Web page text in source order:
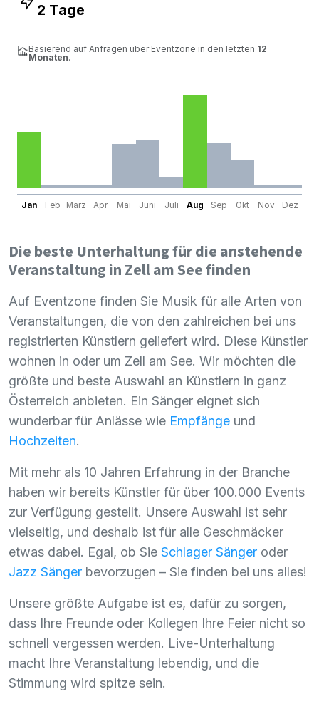
2 Tage
Basierend auf Anfragen über Eventzone in den letzten 12
Monaten.
Jan Feb März Apr Mai Juni Juli Aug Sep Okt Nov Dez
Die beste Unterhaltung für die anstehende
Veranstaltung in Zell am See finden
Auf Eventzone finden Sie Musik für alle Arten von
Veranstaltungen, die von den zahlreichen bei uns
registrierten Künstlern geliefert wird. Diese Künstler
wohnen in oder um Zell am See. Wir möchten die
größte und beste Auswahl an Künstlern in ganz
Österreich anbieten. Ein Sänger eignet sich
wunderbar für Anlässe wie Empfänge und
Hochzeiten.
Mit mehr als 10 Jahren Erfahrung in der Branche
haben wir bereits Künstler für über 100.000 Events
zur Verfügung gestellt. Unsere Auswahl ist sehr
vielseitig, und deshalb ist für alle Geschmäcker
etwas dabei. Egal, ob Sie Schlager Sänger oder
Jazz Sänger bevorzugen – Sie finden bei uns alles!
Unsere größte Aufgabe ist es, dafür zu sorgen,
dass Ihre Freunde oder Kollegen Ihre Feier nicht so
schnell vergessen werden. Live-Unterhaltung
macht Ihre Veranstaltung lebendig, und die
Stimmung wird spitze sein.